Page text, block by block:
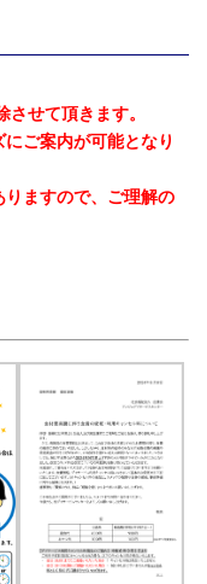
せて頂きます。
ご案内が可能となり
ますので、ご理解の